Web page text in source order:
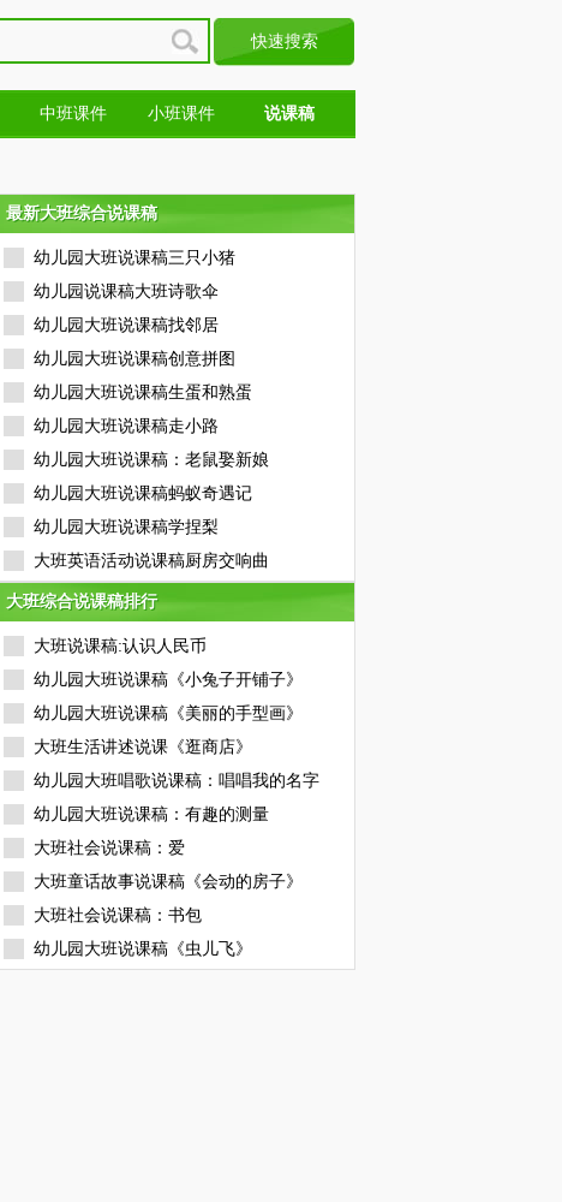
中班课件 小班课件 说课稿
最新大班综合说课稿
最新大班综合说课稿
幼儿园大班说课稿三只小猪
幼儿园说课稿大班诗歌伞
幼儿园大班说课稿找邻居
幼儿园大班说课稿创意拼图
幼儿园大班说课稿生蛋和熟蛋
幼儿园大班说课稿走小路
幼儿园大班说课稿：老鼠娶新娘
幼儿园大班说课稿蚂蚁奇遇记
幼儿园大班说课稿学捏梨
大班英语活动说课稿厨房交响曲
大班综合说课稿排行
大班综合说课稿排行
大班说课稿:认识人民币
幼儿园大班说课稿《小兔子开铺子》
幼儿园大班说课稿《美丽的手型画》
大班生活讲述说课《逛商店》
幼儿园大班唱歌说课稿：唱唱我的名字
幼儿园大班说课稿：有趣的测量
大班社会说课稿：爱
大班童话故事说课稿《会动的房子》
大班社会说课稿：书包
幼儿园大班说课稿《虫儿飞》